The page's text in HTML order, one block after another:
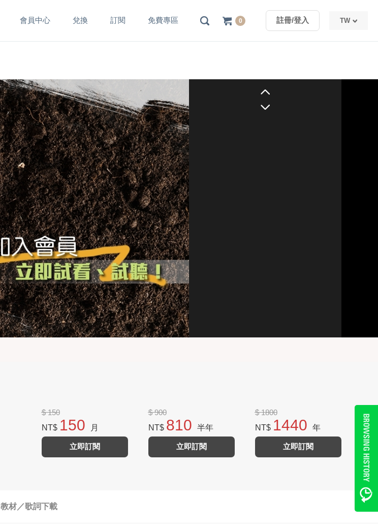
TW
TW
會員中心 兌換 訂閱 免費專區 0 註冊/登入
$ 150
NT$ 150 月
立即訂閱
$ 900
NT$ 810 半年
立即訂閱
$ 1800
NT$ 1440 年
立即訂閱
教材／歌詞下載